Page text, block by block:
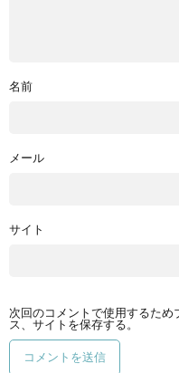
名前
メール
サイト
次回のコメントで使用するた
ス、サイトを保存する。